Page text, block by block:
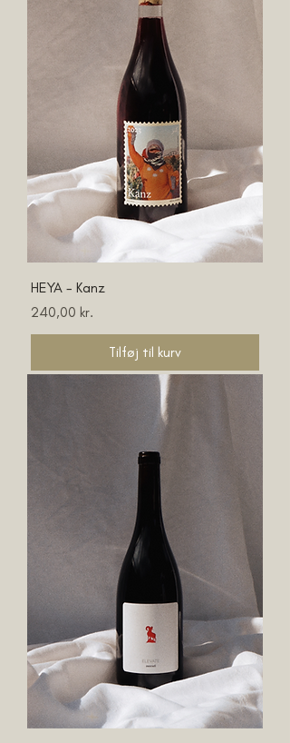
HEYA - Kanz
Pris
240,00 kr.
Tilføj til kurv